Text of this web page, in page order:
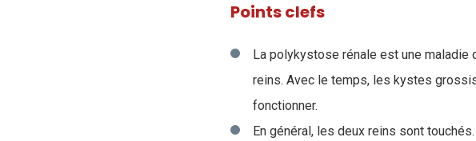
Points clefs
La polykystose rénale est une
reins. Avec le temps, les kystes
fonctionner.
En général, les deux reins sont touchés.